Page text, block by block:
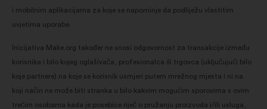
i mobilnim aplikacijama za koje se napominje da podliježu vlastitim
uvjetima uporabe.
Inicijativa Make.org također ne snosi odgovornost za transakcije između
korisnika i bilo kojeg oglašivača, profesionalca ili trgovca (uključujući bilo
koje partnere) na koje se korisnik usmjeri putem mrežnog mjesta i ni na
koji način ne može biti stranka u bilo kakvim mogućim sporovima s ovim
trećim osobama kada je posebice riječ o pružanju proizvoda i/ili usluga,